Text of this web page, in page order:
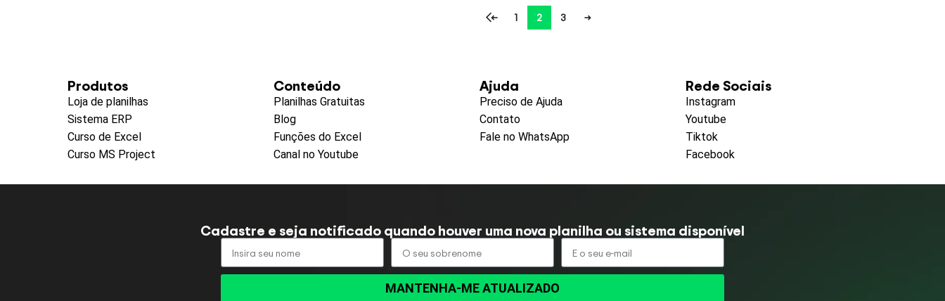
← 1 2 3 →
Produtos
Loja de planilhas
Sistema ERP
Curso de Excel
Curso MS Project
Conteúdo
Planilhas Gratuitas
Blog
Funções do Excel
Canal no Youtube
Ajuda
Preciso de Ajuda
Contato
Fale no WhatsApp
Rede Sociais
Instagram
Youtube
Tiktok
Facebook
Cadastre e seja notificado quando houver uma nova planilha ou sistema disponível
MANTENHA-ME ATUALIZADO